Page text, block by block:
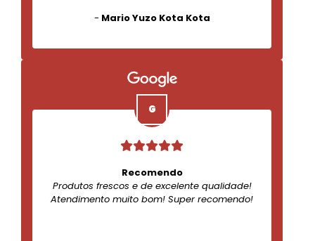
- Mario Yuzo Kota Kota
Recomendo
Produtos frescos e de excelente qualidade!
Atendimento muito bom! Super recomendo!